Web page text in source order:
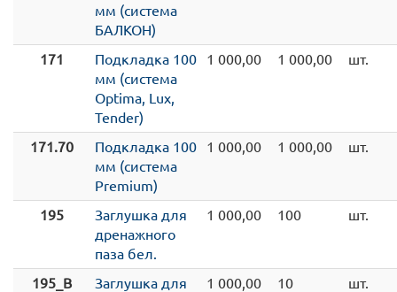
мм (система
БАЛКОН)
171
Подкладка 100
мм (система
Optima, Lux,
Tender)
1 000,00 1 000,00 шт.
171.70
Подкладка 100
мм (система
Premium)
1 000,00 1 000,00 шт.
195
Заглушка для
дренажного
паза бел.
1 000,00 100 шт.
195_B
Заглушка для
1 000,00 10 шт.